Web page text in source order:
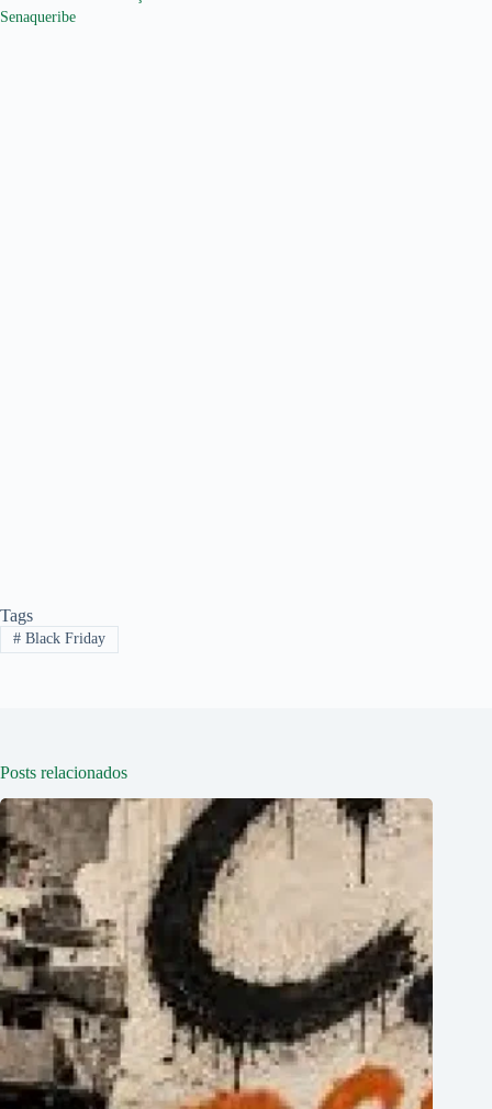
Senaqueribe
Tags
#Black Friday
Posts relacionados